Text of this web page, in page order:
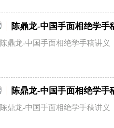
陈鼎龙-中国手面相绝学手
陈鼎龙-中国手面相绝学手稿讲义
陈鼎龙-中国手面相绝学手
陈鼎龙-中国手面相绝学手稿讲义